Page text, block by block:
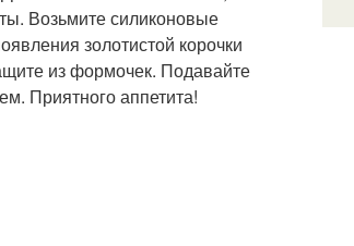
Возьмите силиконовые
золотистой корочки
из формочек. Подавайте
Приятного аппетита!